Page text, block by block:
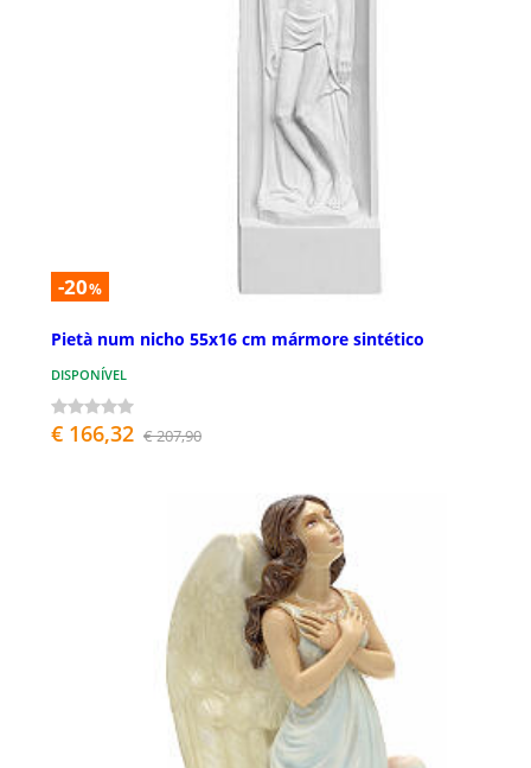
-20%
Pietà num nicho 55x16 cm mármore sintético
DISPONÍVEL
€ 166,32 € 207,90